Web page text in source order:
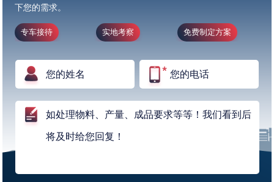
下您的需求。
专车接待 实地考察 免费制定方案